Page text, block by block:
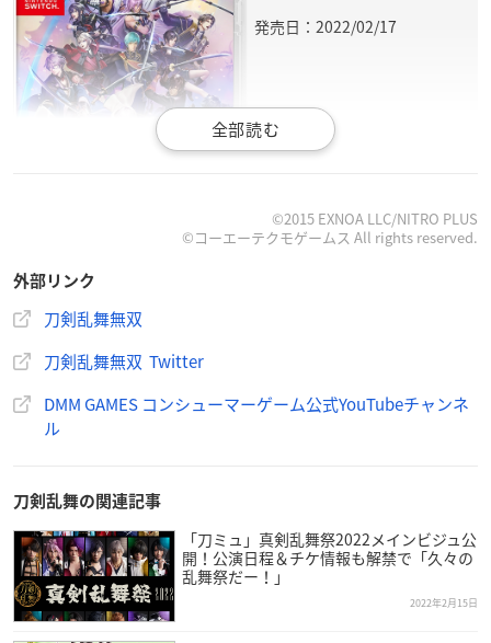
発売日：2022/02/17
密命の戦国史劇へ、いざ出陣。
ntendo Switchに登場！
刀剣育成シミュレーションゲーム『
コーエーテクモゲームスが手掛ける一騎当千の爽快なアク
ションが楽しめる「無双」シリーズがコラボレーションし
たアクションゲーム。
今作では、戦国時代を舞台に刀剣男士十五振りが五部隊に
©2015 EXNOA LLC/NITRO PLUS
©コーエーテクモゲームス All rights reserved.
外部リンク
刀剣乱舞無双
刀剣乱舞無双 Twitter
DMM GAMES コンシューマーゲーム公式YouTubeチャンネ
ル
刀剣乱舞の関連記事
「刀ミュ」真剣乱舞祭2022メインビジュ公
開！公演日程＆チケ情報も解禁で「久々の
乱舞祭だー！」
2022年2月15日